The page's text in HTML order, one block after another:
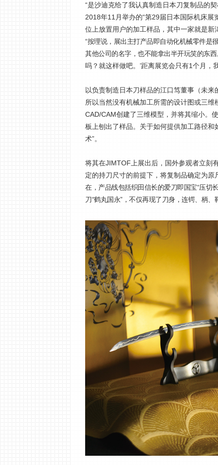
“是沙迪克给了我认真制造日本刀复制品的
2018年11月举办的“第29届日本国际机床
位上放置用户的加工样品，其中一家就是新
“按理说，展出主打产品即自动化机械零件是
其他公司的名字，也不能拿出半开玩笑的东西
吗？就这样做吧。’距离展览会只有1个月，
以负责制造日本刀样品的江口笃董事（未
所以当然没有机械加工所需的设计图或三
CAD/CAM创建了三维模型，并将其缩小。
板上刨出了样品。关于如何提供加工路径
术”。
将其在JIMTOF上展出后，国外参观者立刻
定的持刀尺寸的前提下，将复制品确定为原
在，产品线包括织田信长的爱刀即国宝“压切
刀“鹤丸国永”，不仅再现了刀身，连锷、柄